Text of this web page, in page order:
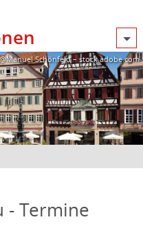
Schönfeld – stock.adobe.com
- Termine